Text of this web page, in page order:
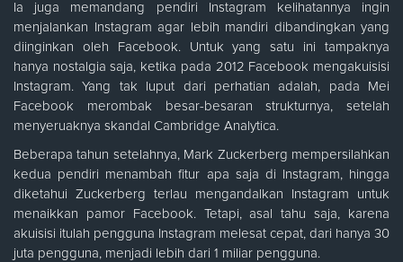
Ia juga memandang pendiri Instagram kelihatannya ingin
menjalankan Instagram agar lebih mandiri dibandingkan yang
diinginkan oleh Facebook. Untuk yang satu ini tampaknya
hanya nostalgia saja, ketika pada 2012 Facebook mengakuisisi
Instagram. Yang tak luput dari perhatian adalah, pada Mei
Facebook merombak besar-besaran strukturnya, setelah
menyeruaknya skandal Cambridge Analytica.
Beberapa tahun setelahnya, Mark Zuckerberg mempersilahkan
kedua pendiri menambah fitur apa saja di Instagram, hingga
diketahui Zuckerberg terlau mengandalkan Instagram untuk
menaikkan pamor Facebook. Tetapi, asal tahu saja, karena
akuisisi itulah pengguna Instagram melesat cepat, dari hanya 30
juta pengguna, menjadi lebih dari 1 miliar pengguna.